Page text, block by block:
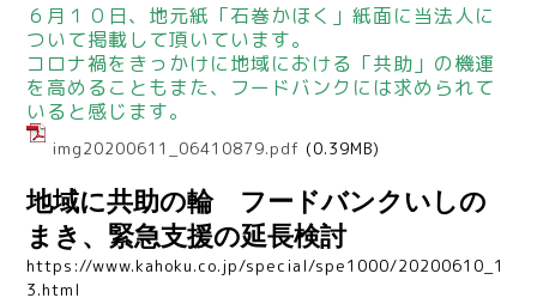
６月１０日、地元紙「石巻かほく」紙面に当法人に
ついて掲載して頂いています。
コロナ禍をきっかけに地域における「共助」の機運
を高めることもまた、フードバンクには求められて
いると感じます。
img20200611_06410879.pdf (0.39MB)
地域に共助の輪 フードバンクいしの
まき、緊急支援の延長検討
https://www.kahoku.co.jp/special/spe1000/20200610_1
3.html